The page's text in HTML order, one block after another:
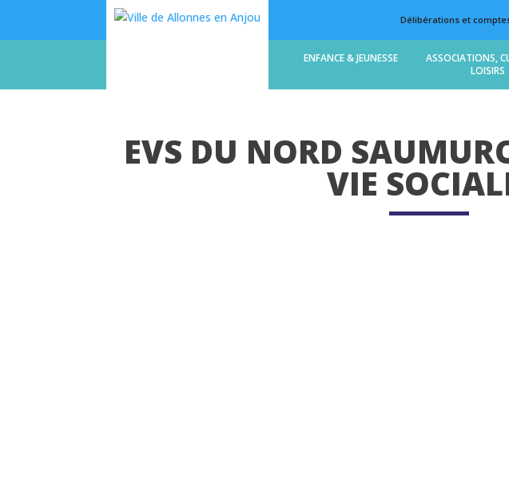
Délibérations et
ENFANCE & JEUNESSE
ASSOCIATIONS,
LOISIRS
EVS DU NORD
VIE